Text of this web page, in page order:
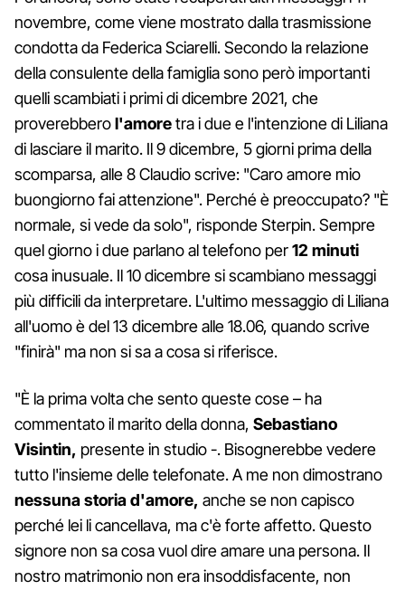
novembre, come viene mostrato dalla trasmissione
condotta da Federica Sciarelli. Secondo la relazione
della consulente della famiglia sono però importanti
quelli scambiati i primi di dicembre 2021, che
proverebberol'amoretra i due e l'intenzione di Liliana
di lasciare il marito. Il 9 dicembre, 5 giorni prima della
scomparsa, alle 8 Claudio scrive: "Caro amore mio
buongiorno fai attenzione". Perché è preoccupato? "È
normale, si vede da solo", risponde Sterpin. Sempre
quel giorno i due parlano al telefono per12 minuti
cosa inusuale. Il 10 dicembre si scambiano messaggi
più difficili da interpretare. L'ultimo messaggio di Liliana
all'uomo è del 13 dicembre alle 18.06, quando scrive
"finirà" ma non si sa a cosa si riferisce.
"È la prima volta che sento queste cose – ha
commentato il marito della donna, Sebastiano
Visintin, presente in studio -. Bisognerebbe vedere
tutto l'insieme delle telefonate. A me non dimostrano
nessuna storia d'amore, anche se non capisco
perché lei li cancellava, ma c'è forte affetto. Questo
signore non sa cosa vuol dire amare una persona. Il
nostro matrimonio non era insoddisfacente, non